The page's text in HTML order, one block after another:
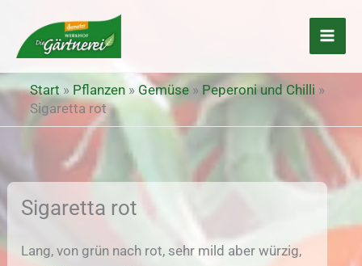
Inhalt
springen
Start » Pflanzen » Gemüse » Peperoni und Chilli »
Sigaretta rot
Sigaretta rot
Lang, von grün nach rot, sehr mild aber würzig,